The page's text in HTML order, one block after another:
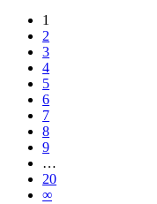
1
2
3
4
5
6
7
8
9
…
20
∞